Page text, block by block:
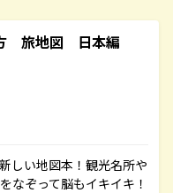
旅地図 日本編
しい地図本！観光名所や
なぞって脳もイキイキ！